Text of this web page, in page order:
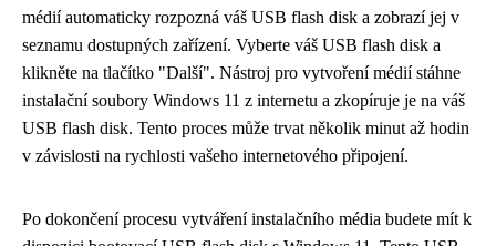
médií automaticky rozpozná váš USB flash disk a zobrazí jej v
seznamu dostupných zařízení. Vyberte váš USB flash disk a
klikněte na tlačítko "Další". Nástroj pro vytvoření médií stáhne
instalační soubory Windows 11 z internetu a zkopíruje je na váš
USB flash disk. Tento proces může trvat několik minut až hodin
v závislosti na rychlosti vašeho internetového připojení.
Po dokončení procesu vytváření instalačního média budete mít k